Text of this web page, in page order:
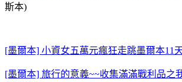
斯本)
[墨爾本] 小資女五萬元瘋狂走跳墨爾本11
[墨爾本] 旅行的意義~~收集滿滿戰利品之